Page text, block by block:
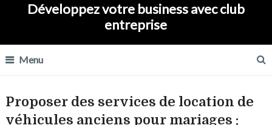
Développez votre business avec club
entreprise
Menu
Proposer des services de location de
véhicules anciens pour mariages :